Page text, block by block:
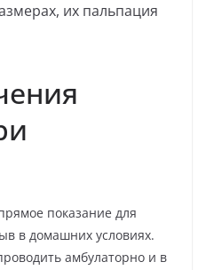
их пальпация
показание для
в домашних условиях.
амбулаторно и в